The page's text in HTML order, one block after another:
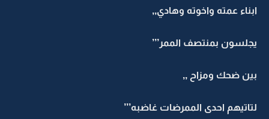
ابناء عمته واخوته وهادي,,
يجلسون بمنتصف الممر’’’
بين ضحك ومزاح ,,
لتاتيهم احدى الممرضات غاضبه’’’